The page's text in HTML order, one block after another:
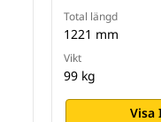
Total längd
1221 mm
Vikt
99 kg
Visa